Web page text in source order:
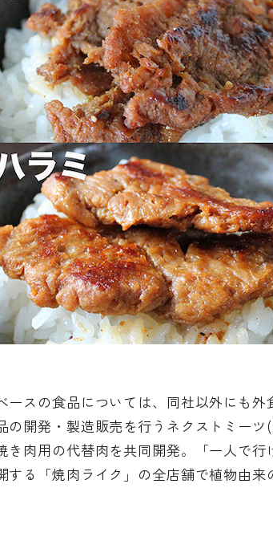
ースの食品については、同社以外にも
の開発・製造販売を行うネクストミー
き肉用の代替肉を共同開発。「一人で行
する「焼肉ライク」の全店舗で植物由